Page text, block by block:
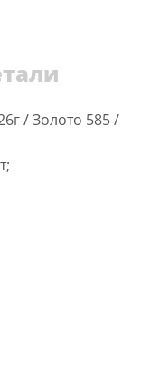
/ Золото 585 /